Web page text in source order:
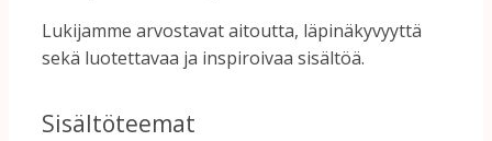
Lukijamme arvostavataitoutta, läpinäkyvyyttä
sekä luotettavaa ja inspiroivaa sisältöä.
Sisältöteemat